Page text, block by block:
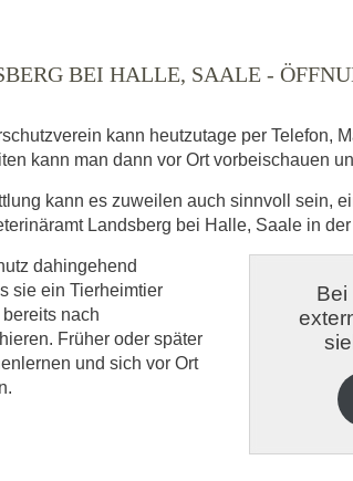
des Besitzers
zu Kontaktaufnahme veröffentlicht.
BEI HALLE, SAALE -
kann heutzutage per Telefon,
kann man dann vor Ort vorbeischauen
kann es zuweilen auch sinnvoll sein,
Landsberg bei Halle, Saale in
dahingehend
sie ein Tierheimtier
nach
Früher oder später
und sich vor Ort
Bei